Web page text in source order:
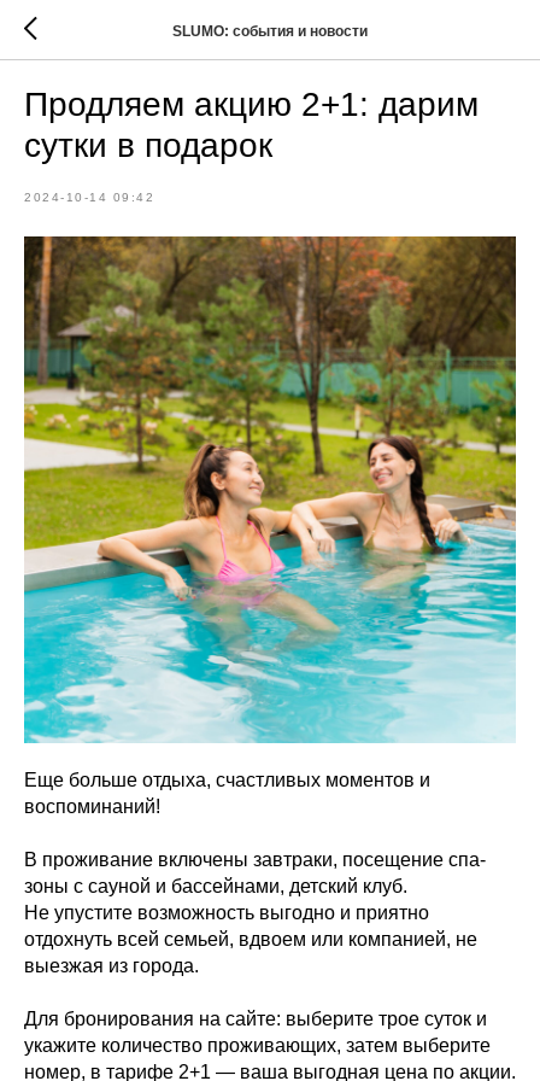
SLUMO: события и новости
Продляем акцию 2+1: дарим
сутки в подарок
2024-10-14 09:42
Еще больше отдыха, счастливых моментов и
воспоминаний!
В проживание включены завтраки, посещение спа-
зоны с сауной и бассейнами, детский клуб.
Не упустите возможность выгодно и приятно
отдохнуть всей семьей, вдвоем или компанией, не
выезжая из города.
Для бронирования на сайте: выберите трое суток и
укажите количество проживающих, затем выберите
номер, в тарифе 2+1 — ваша выгодная цена по акции.